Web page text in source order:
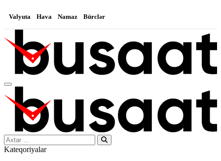
Valyuta Hava Namaz Bürclər
Search…
Kateqoriyalar